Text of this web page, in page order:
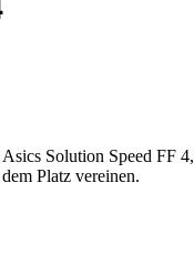
Solution Speed FF 4,
Platz vereinen.